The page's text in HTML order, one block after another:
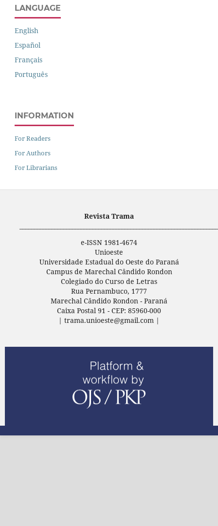
LANGUAGE
English
Español
Français
Português
INFORMATION
For Readers
For Authors
For Librarians
Revista Trama
e-ISSN 1981-4674
Unioeste
Universidade Estadual do Oeste do Paraná
Campus de Marechal Cândido Rondon
Colegiado do Curso de Letras
Rua Pernambuco, 1777
Marechal Cândido Rondon - Paraná
Caixa Postal 91 - CEP: 85960-000
| trama.unioeste@gmail.com |